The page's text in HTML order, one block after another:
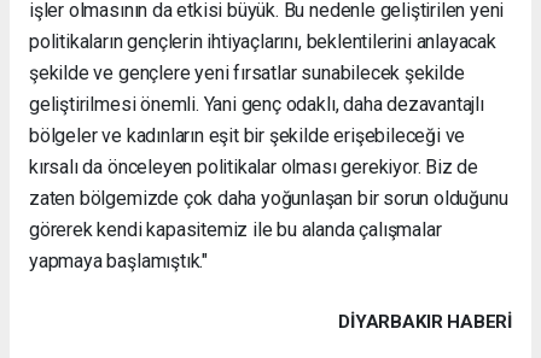
işler olmasının da etkisi büyük. Bu nedenle geliştirilen yeni
politikaların gençlerin ihtiyaçlarını, beklentilerini anlayacak
şekilde ve gençlere yeni fırsatlar sunabilecek şekilde
geliştirilmesi önemli. Yani genç odaklı, daha dezavantajlı
bölgeler ve kadınların eşit bir şekilde erişebileceği ve
kırsalı da önceleyen politikalar olması gerekiyor. Biz de
zaten bölgemizde çok daha yoğunlaşan bir sorun olduğunu
görerek kendi kapasitemiz ile bu alanda çalışmalar
yapmaya başlamıştık."
DIYARBAKIR HABERİ